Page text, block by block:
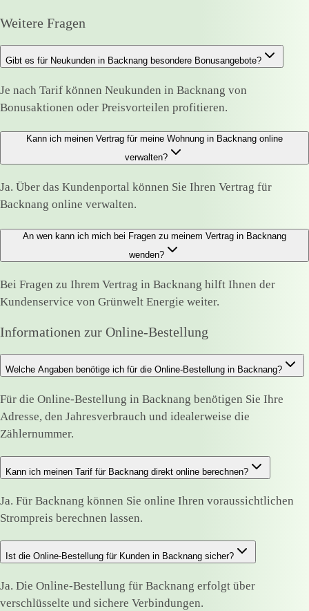
Weitere Fragen
Gibt es für Neukunden in Backnang besondere Bonusangebote?
Je nach Tarif können Neukunden in Backnang von
Bonusaktionen oder Preisvorteilen profitieren.
Kann ich meinen Vertrag für meine Wohnung in Backnang online
verwalten?
Ja. Über das Kundenportal können Sie Ihren Vertrag für
Backnang online verwalten.
An wen kann ich mich bei Fragen zu meinem Vertrag in Backnang
wenden?
Bei Fragen zu Ihrem Vertrag in Backnang hilft Ihnen der
Kundenservice von Grünwelt Energie weiter.
Informationen zur Online-Bestellung
Welche Angaben benötige ich für die Online-Bestellung in Backnang?
Für die Online-Bestellung in Backnang benötigen Sie Ihre
Adresse, den Jahresverbrauch und idealerweise die
Zählernummer.
Kann ich meinen Tarif für Backnang direkt online berechnen?
Ja. Für Backnang können Sie online Ihren voraussichtlichen
Strompreis berechnen lassen.
Ist die Online-Bestellung für Kunden in Backnang sicher?
Ja. Die Online-Bestellung für Backnang erfolgt über
verschlüsselte und sichere Verbindungen.